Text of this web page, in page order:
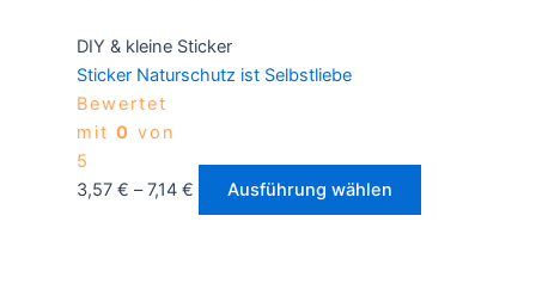
DIY & kleine Sticker
Sticker Naturschutz ist Selbstliebe
Bewertet
mit 0 von
5
3,57 € –7,14 € Ausführung wählen